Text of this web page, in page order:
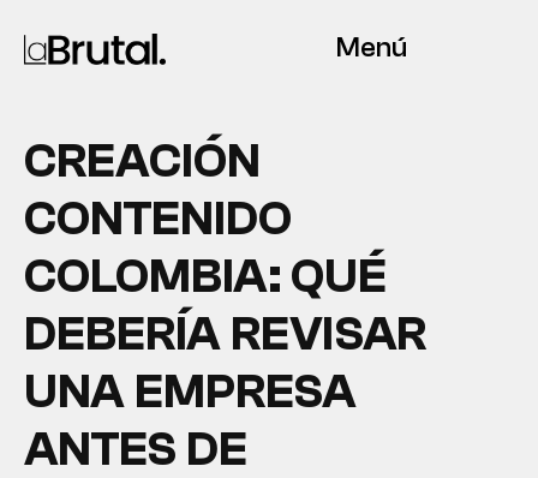
Menú
CREACIÓN
CONTENIDO
COLOMBIA: QUÉ
DEBERÍA REVISAR
UNA EMPRESA
ANTES DE